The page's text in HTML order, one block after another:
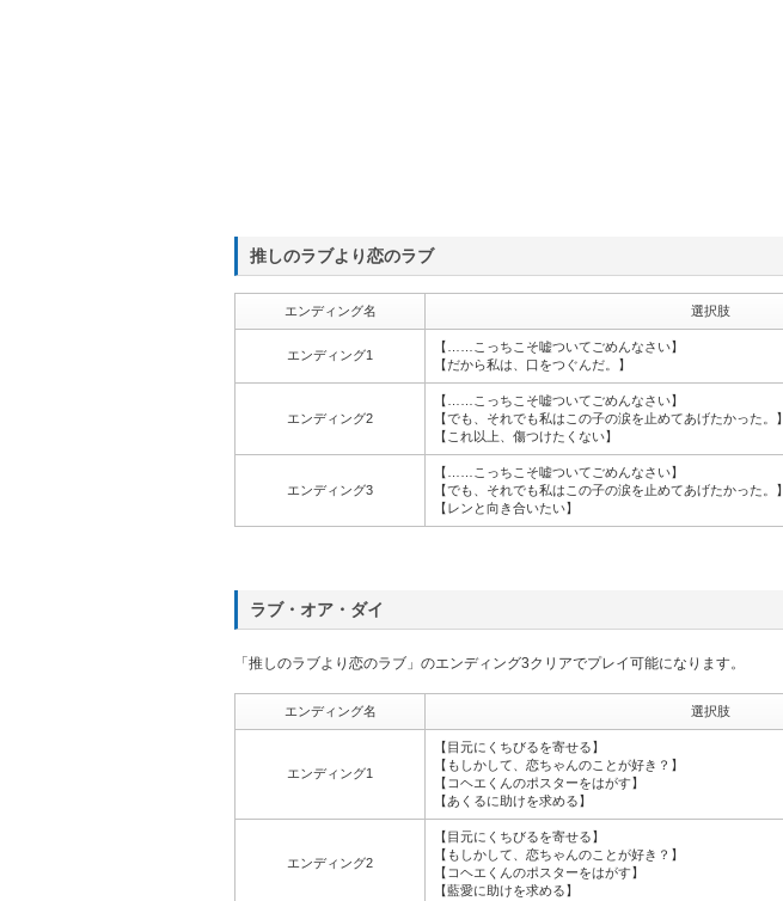
推しのラブより恋のラブ
エンディング名 選択肢
エンディング1
【……こっちこそ嘘ついてごめんなさい】
【だから私は、口をつぐんだ。】
エンディング2
【……こっちこそ嘘ついてごめんなさい】
【でも、それでも私はこの子の涙を止めてあげたかった。】
【これ以上、傷つけたくない】
エンディング3
【……こっちこそ嘘ついてごめんなさい】
【でも、それでも私はこの子の涙を止めてあげたかった。】
【レンと向き合いたい】
ラブ・オア・ダイ
「推しのラブより恋のラブ」のエンディング3クリアでプレイ可能になります。
エンディング名 選択肢
エンディング1
【目元にくちびるを寄せる】
【もしかして、恋ちゃんのことが好き？】
【コヘエくんのポスターをはがす】
【あくるに助けを求める】
エンディング2
【目元にくちびるを寄せる】
【もしかして、恋ちゃんのことが好き？】
【コヘエくんのポスターをはがす】
【藍愛に助けを求める】